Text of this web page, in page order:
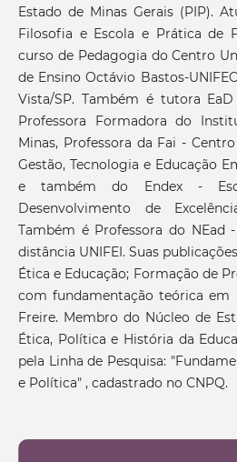
Estado de Minas Gerais (PIP).
Filosofia e Escola e Prática de
curso de Pedagogia do Centro
de Ensino Octávio Bastos-
Vista/SP. Também é tutora
Professora Formadora do
Minas, Professora da Fai -
Gestão, Tecnologia e Educação
e também do Endex -
Desenvolvimento de
Também é Professora do NEad
distância UNIFEI. Suas
Ética e Educação; Formação de
com fundamentação teórica em
Freire. Membro do Núcleo de
Ética, Política e História da
pela Linha de Pesquisa:
e Política" , cadastrado no CNPQ.